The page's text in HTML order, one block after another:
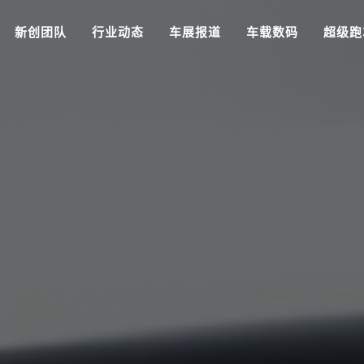
新创团队 行业动态 车展报道 车载数码 超级